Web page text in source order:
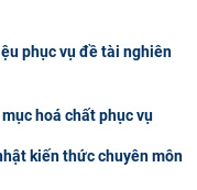
phục vụ đề tài nghiên
hoá chất phục vụ
kiến thức chuyên môn